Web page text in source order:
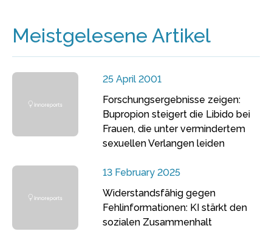
Meistgelesene Artikel
25 April 2001
Forschungsergebnisse zeigen:
Bupropion steigert die Libido bei
Frauen, die unter vermindertem
sexuellen Verlangen leiden
13 February 2025
Widerstandsfähig gegen
Fehlinformationen: KI stärkt den
sozialen Zusammenhalt